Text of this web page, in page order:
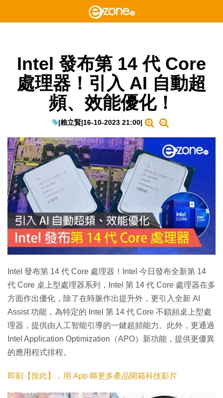
Intel 發布第 14 代 Core
處理器！引入 AI 自動超
頻、效能優化！
|賴立賢|16-10-2023 21:00|
Intel 發布第 14 代 Core 處理器！Intel 今日發布全新第 14
代 Core 桌上型處理器系列，Intel 第 14 代 Core 處理器在多
方面作出優化，除了在時脈作出提升外，更引入全新 AI
Assist 功能，為特定的 Intel 第 14 代 Core 不鎖頻桌上型處
理器，提供由人工智能引導的一鍵超頻能力。此外，更通過
Intel Application Optimization（APO）新功能，提供更優異
的應用程式排程。
即刻【按此】，用 App 睇更多產品開箱科技影片